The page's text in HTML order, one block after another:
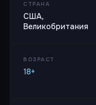
СТРАНА
США,
Великобритания
ВОЗРАСТ
18+